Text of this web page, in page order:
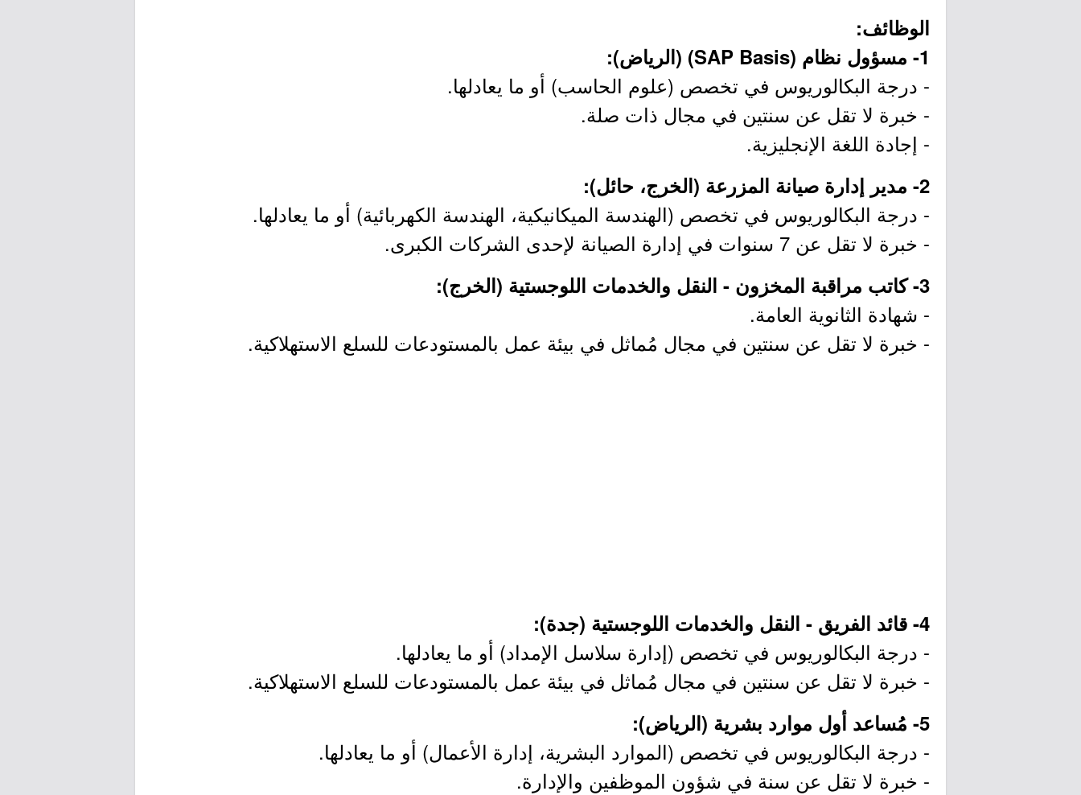
الوظائف:
1- مسؤول نظام (SAP Basis) (الرياض):
- درجة البكالوريوس في تخصص (علوم الحاسب) أو ما يعادلها.
- خبرة لا تقل عن سنتين في مجال ذات صلة.
- إجادة اللغة الإنجليزية.
2- مدير إدارة صيانة المزرعة (الخرج، حائل):
- درجة البكالوريوس في تخصص (الهندسة الميكانيكية، الهندسة الكهربائية) أو ما يعادلها.
- خبرة لا تقل عن 7 سنوات في إدارة الصيانة لإحدى الشركات الكبرى.
3- كاتب مراقبة المخزون - النقل والخدمات اللوجستية (الخرج):
- شهادة الثانوية العامة.
- خبرة لا تقل عن سنتين في مجال مُماثل في بيئة عمل بالمستودعات للسلع الاستهلاكية.
4- قائد الفريق - النقل والخدمات اللوجستية (جدة):
- درجة البكالوريوس في تخصص (إدارة سلاسل الإمداد) أو ما يعادلها.
- خبرة لا تقل عن سنتين في مجال مُماثل في بيئة عمل بالمستودعات للسلع الاستهلاكية.
5- مُساعد أول موارد بشرية (الرياض):
- درجة البكالوريوس في تخصص (الموارد البشرية، إدارة الأعمال) أو ما يعادلها.
- خبرة لا تقل عن سنة في شؤون الموظفين والإدارة.